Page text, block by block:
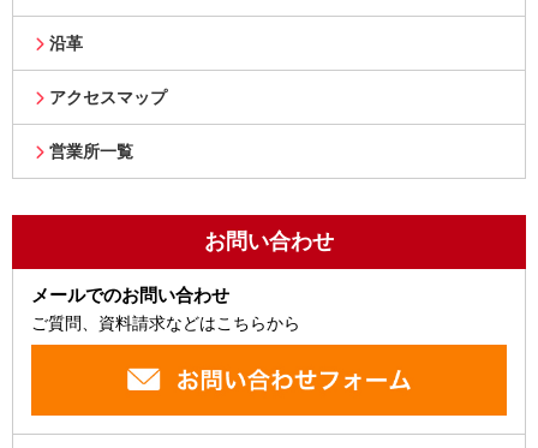
沿革
アクセスマップ
営業所一覧
お問い合わせ
メールでのお問い合わせ
ご質問、資料請求などはこちらから